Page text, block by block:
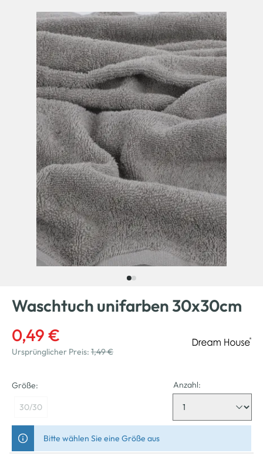
Waschtuch unifarben 30x30cm
0,49 €
Ursprünglicher Preis: 1,49 €
Größe:
30/30
Anzahl:
Bitte wählen Sie eine Größe aus